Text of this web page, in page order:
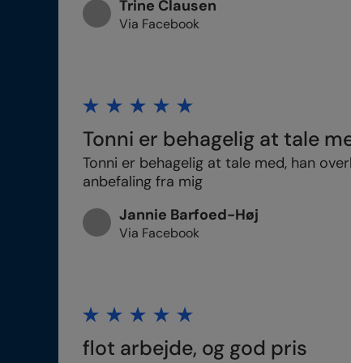
Trine Clausen
Via Facebook
Tonni er behagelig at tale
Tonni er behagelig at tale med, han
anbefaling fra mig
Jannie Barfoed-Høj
Via Facebook
flot arbejde, og god pris